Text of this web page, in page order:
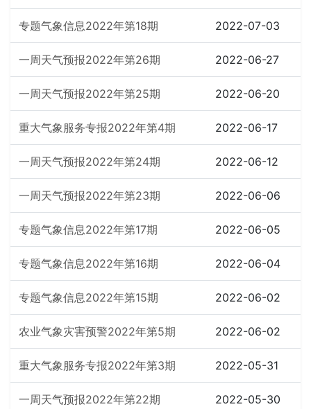
专题气象信息2022年第18期 2022-07-03
一周天气预报2022年第26期 2022-06-27
一周天气预报2022年第25期 2022-06-20
重大气象服务专报2022年第4期 2022-06-17
一周天气预报2022年第24期 2022-06-12
一周天气预报2022年第23期 2022-06-06
专题气象信息2022年第17期 2022-06-05
专题气象信息2022年第16期 2022-06-04
专题气象信息2022年第15期 2022-06-02
农业气象灾害预警2022年第5期 2022-06-02
重大气象服务专报2022年第3期 2022-05-31
一周天气预报2022年第22期 2022-05-30